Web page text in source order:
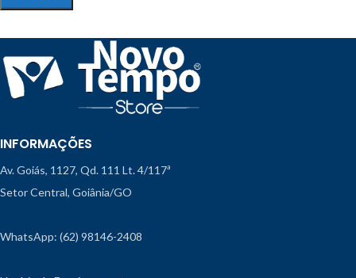
INFORMAÇÕES
Av. Goiás, 1127, Qd. 111 Lt. 4/117ª
Setor Central, Goiânia/GO
WhatsApp: (62) 98146-2408